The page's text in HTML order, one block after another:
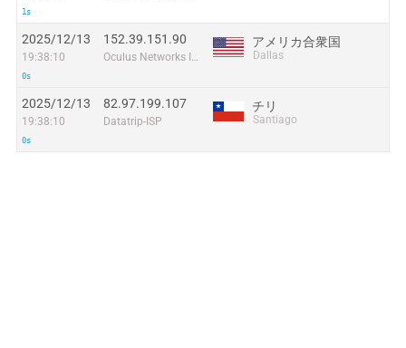
1s
2025/12/13
19:38:10
0s
152.39.151.90
Oculus Networks Inc
アメリカ合衆国
Dallas
2025/12/13
19:38:10
0s
82.97.199.107
Datatrip-ISP
チリ
Santiago